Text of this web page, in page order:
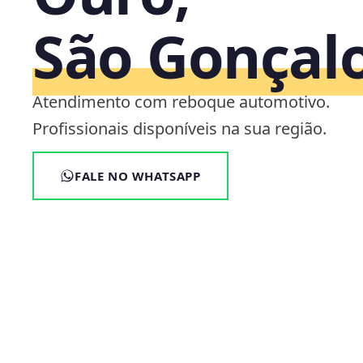
São
Atendimento com reboque automotivo.
Profissionais disponíveis na sua região.
FALE NO WHATSAPP